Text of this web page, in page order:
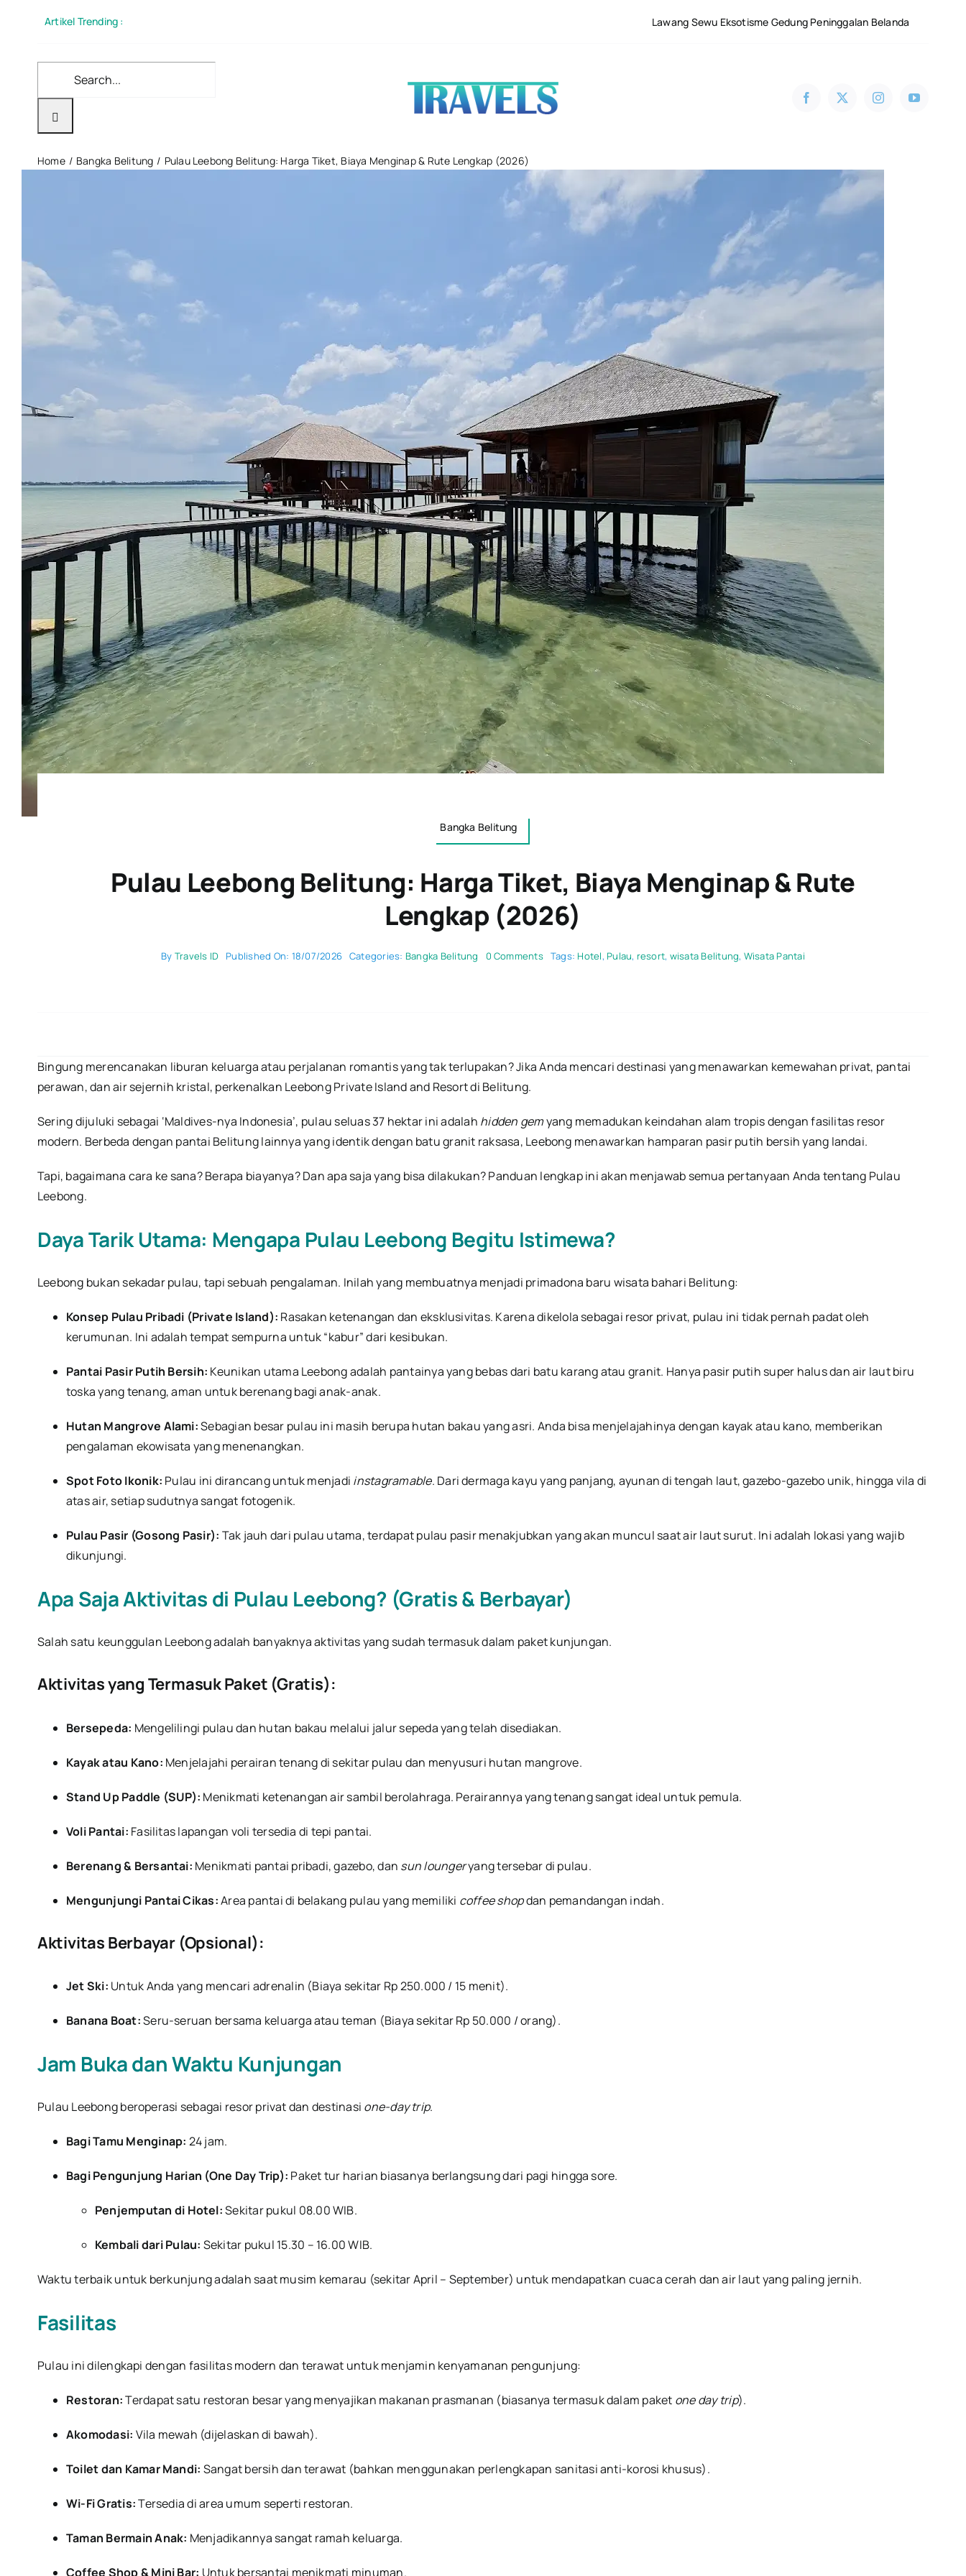
Artikel Trending : Lawang Sewu Eksotisme Gedung Peninggalan Belanda Candi
Home Bangka Belitung Pulau Leebong Belitung: Harga Tiket, Biaya Menginap & Rute Lengkap (2026)
Bangka Belitung
Pulau Leebong Belitung: Harga Tiket, Biaya Menginap & Rute
Lengkap (2026)
By Travels ID Published On: 18/07/2026 Categories: Bangka Belitung 0 Commentson
Rute
Tags:Hotel,Pulau, resort, wisata Belitung, Wisata Pantai
Bingung merencanakan liburan keluarga atau perjalanan romantis yang tak terlupakan? Jika Anda mencari destinasi yang menawarkan kemewahan privat, pantai
perawan, dan air sejernih kristal, perkenalkan Leebong Private Island and Resort di Belitung.
Sering dijuluki sebagai ‘Maldives-nya Indonesia’, pulau seluas 37 hektar ini adalah hidden gemyang memadukan keindahan alam tropis dengan fasilitas resor
modern. Berbeda dengan pantai Belitung lainnya yang identik dengan batu granit raksasa, Leebong menawarkan hamparan pasir putih bersih yang landai.
Tapi, bagaimana cara ke sana? Berapa biayanya? Dan apa saja yang bisa dilakukan? Panduan lengkap ini akan menjawab semua pertanyaan Anda tentang Pulau
Leebong.
Daya Tarik Utama: Mengapa Pulau Leebong Begitu Istimewa?
Leebong bukan sekadar pulau, tapi sebuah pengalaman. Inilah yang membuatnya menjadi primadona baru wisata bahari Belitung:
Konsep Pulau Pribadi (Private Island): Rasakan ketenangan dan eksklusivitas. Karena dikelola sebagai resor privat, pulau ini tidak pernah padat oleh
kerumunan. Ini adalah tempat sempurna untuk “kabur” dari kesibukan.
Pantai Pasir Putih Bersih: Keunikan utama Leebong adalah pantainya yang bebas dari batu karang atau granit. Hanya pasir putih super halus dan air laut biru
toska yang tenang, aman untuk berenang bagi anak-anak.
Hutan Mangrove Alami:Sebagian besar pulau ini masih berupa hutan bakau yang asri. Anda bisa menjelajahinya dengan kayak atau kano, memberikan
pengalaman ekowisata yang menenangkan.
Spot Foto Ikonik: Pulau ini dirancang untuk menjadi instagramable. Dari dermaga kayu yang panjang, ayunan di tengah laut, gazebo-gazebo unik, hingga vila di
atas air, setiap sudutnya sangat fotogenik.
Pulau Pasir (Gosong Pasir): Tak jauh dari pulau utama, terdapat pulau pasir menakjubkan yang akan muncul saat air laut surut. Ini adalah lokasi yang wajib
dikunjungi.
Apa Saja Aktivitas di Pulau Leebong? (Gratis & Berbayar)
Salah satu keunggulan Leebong adalah banyaknya aktivitas yang sudah termasuk dalam paket kunjungan.
Aktivitas yang Termasuk Paket (Gratis):
Bersepeda: Mengelilingi pulau dan hutan bakau melalui jalur sepeda yang telah disediakan.
Kayak atau Kano: Menjelajahi perairan tenang di sekitar pulau dan menyusuri hutan mangrove.
Stand Up Paddle (SUP): Menikmati ketenangan air sambil berolahraga. Perairannya yang tenang sangat ideal untuk pemula.
Voli Pantai: Fasilitas lapangan voli tersedia di tepi pantai.
Berenang & Bersantai: Menikmati pantai pribadi, gazebo, dan sun loungeryang tersebar di pulau.
Mengunjungi Pantai Cikas:Area pantai di belakang pulau yang memiliki coffee shopdan pemandangan indah.
Aktivitas Berbayar (Opsional):
Jet Ski: Untuk Anda yang mencari adrenalin (Biaya sekitar Rp 250.000 / 15 menit).
Banana Boat:Seru-seruan bersama keluarga atau teman (Biaya sekitar Rp 50.000 / orang).
Jam Buka dan Waktu Kunjungan
Pulau Leebong beroperasi sebagai resor privat dan destinasi one-day trip.
Bagi Tamu Menginap: 24 jam.
Bagi Pengunjung Harian (One Day Trip): Paket tur harian biasanya berlangsung dari pagi hingga sore.
Penjemputan di Hotel:Sekitar pukul 08.00 WIB.
Kembali dari Pulau: Sekitar pukul 15.30 – 16.00 WIB.
Waktu terbaik untuk berkunjung adalah saat musim kemarau (sekitar April – September) untuk mendapatkan cuaca cerah dan air laut yang paling jernih.
Fasilitas
Pulau ini dilengkapi dengan fasilitas modern dan terawat untuk menjamin kenyamanan pengunjung:
Restoran:Terdapat satu restoran besar yang menyajikan makanan prasmanan (biasanya termasuk dalam paket one day trip).
Akomodasi: Vila mewah (dijelaskan di bawah).
Toilet dan Kamar Mandi: Sangat bersih dan terawat (bahkan menggunakan perlengkapan sanitasi anti-korosi khusus).
Wi-Fi Gratis:Tersedia di area umum seperti restoran.
Taman Bermain Anak: Menjadikannya sangat ramah keluarga.
Coffee Shop & Mini Bar: Untuk bersantai menikmati minuman.